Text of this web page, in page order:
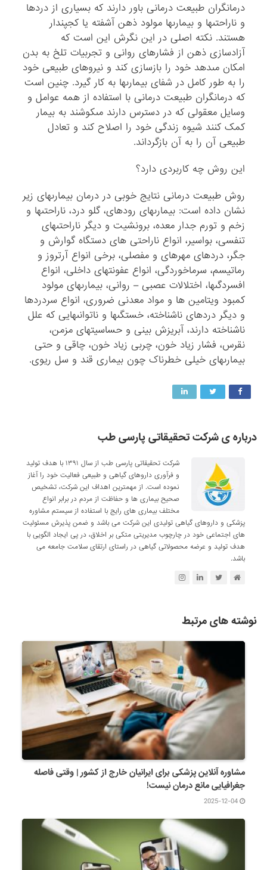
درمانگران طبیعت درمانى باور دارند که بسیارى از دردها
و ناراحتى‏ها و بیمارى‏ها مولود ذهن آشفته یا کج‏پندار
هستند. نکته اصلى در این نگرش این است که
آزادسازى ذهن از فشارهاى روانى و تجربیات تلخ به بدن
امکان مى‏دهد خود را بازسازى کند و نیروهاى طبیعى خود
را به طور کامل در شفاى بیمارى‏ها به کار گیرد. چنین است
که درمانگران طبیعت درمانى با استفاده از همه عوامل و
وسایل معقولى که در دسترس دارند مى‏کوشند به بیمار
کمک کنند شیوه زندگى خود را اصلاح کند و تعادل
طبیعى آن را به آن بازگرداند.
این روش چه کاربردی دارد؟
روش طبیعت درمانى نتایج خوبى در درمان بیمارى‏هاى زیر
نشان داده است: بیمارى‏هاى روده‏اى، گلو درد، ناراحتى‏ها و
زخم و تورم جدار معده، برونشیت و دیگر ناراحتى‏هاى
تنفسى، بواسیر، انواع ناراحتى هاى دستگاه گوارش و
جگر، دردهاى مهره‏اى و مفصلى، برخى انواع آرتروز و
رماتیسم، سرماخوردگى، انواع عفونت‏هاى داخلى، انواع
افسردگى‏ها، اختلالات عصبى – روانى، بیمارى‏هاى مولود
کمبود ویتامین ها و مواد معدنى ضرورى، انواع سردردها
و دیگر دردهاى ناشناخته، خستگى‏ها و ناتوانى‏هایى که علل
ناشناخته دارند، آبریزش بینى و حساسیت‏هاى مزمن،
نقرس، فشار زیاد خون، چربى زیاد خون، چاقى و حتى
بیمارى‏هاى خیلى خطرناک چون بیمارى قند و سل ریوى.
درباره ی شرکت تحقیقاتی پارسی طب
شرکت تحقیقاتی پارسی طب از سال ۱۳۹۱ با هدف تولید
و فرآوری داروهای گیاهی و طبیعی فعالیت خود را آغاز
نموده است. از مهمترین اهداف این شرکت، تشخیص
صحیح بیماری ها و حفاظت از مردم در برابر انواع
مختلف بیماری های رایج با استفاده از سیستم مشاوره
پزشکی و داروهای گیاهی تولیدی این شرکت می باشد و ضمن پذیرش مسئولیت
های اجتماعی خود در چارچوب مدیریتی متکی بر اخلاق، در پی ایجاد الگویی با
هدف تولید و عرضه محصولاتی گیاهی در راستای ارتقای سلامت جامعه می
باشد.
نوشته های مرتبط
مشاوره آنلاین پزشکی برای ایرانیان خارج از کشور | وقتی فاصله
جغرافیایی مانع درمان نیست!
2025-12-04